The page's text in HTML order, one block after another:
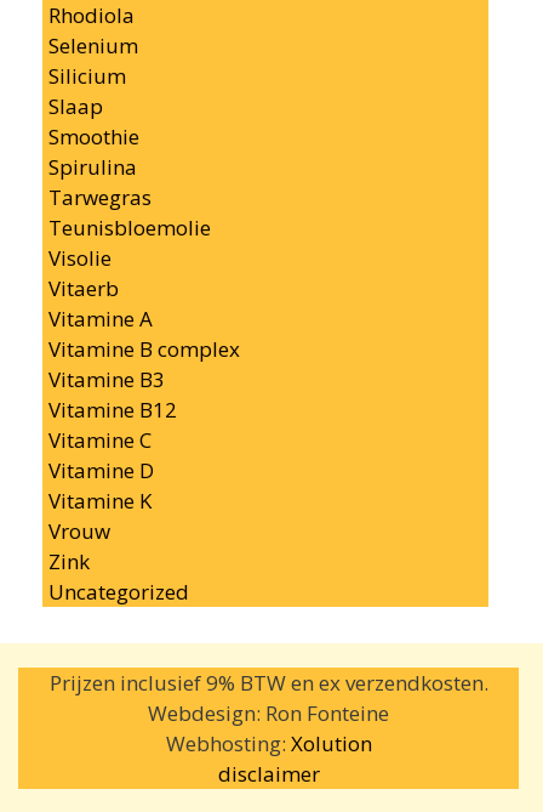
Rhodiola
Selenium
Silicium
Slaap
Smoothie
Spirulina
Tarwegras
Teunisbloemolie
Visolie
Vitaerb
Vitamine A
Vitamine B complex
Vitamine B3
Vitamine B12
Vitamine C
Vitamine D
Vitamine K
Vrouw
Zink
Uncategorized
Prijzen inclusief 9% BTW en ex verzendkosten.
Webdesign: Ron Fonteine
Webhosting: Xolution
disclaimer